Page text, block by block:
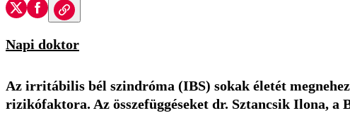
Napi doktor
Az irritábilis bél szindróma (IBS) sokak életét
rizikófaktora. Az összefüggéseket dr. Sztancsik Ilona,